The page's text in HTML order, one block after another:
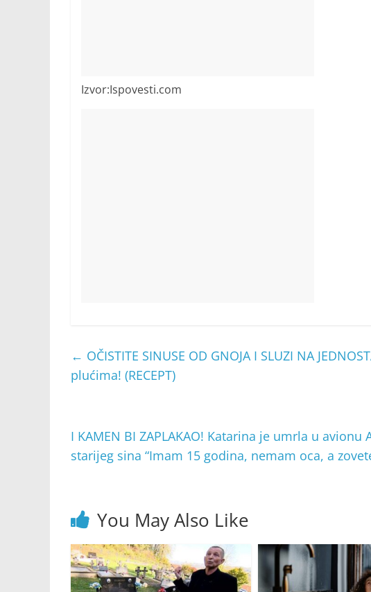
Izvor:Ispovesti.com
← OČISTITE SINUSE OD GNOJA I SLUZI NA
plućima! (RECEPT)
I KAMEN BI ZAPLAKAO! Katarina je umrla u avionu
starijeg sina “Imam 15 godina, nemam oca, a
You May Also Like